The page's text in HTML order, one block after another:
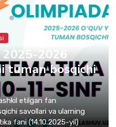
2025-2026
tuman bosqichi
etilgan fan
savollari va ularning
fani (14.10.2025-yil)